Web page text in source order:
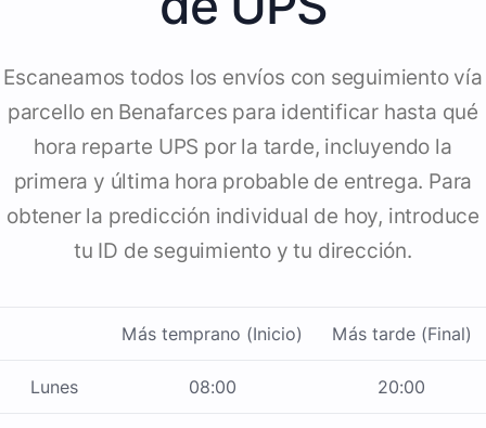
Escaneamos todos los envíos con seguimiento vía
parcello en Benafarces para identificar hasta qué
hora reparte UPS por la tarde, incluyendo la
primera y última hora probable de entrega. Para
obtener la predicción individual de hoy, introduce
tu ID de seguimiento y tu dirección.
Más temprano (Inicio) Más tarde (Final)
Lunes 08:00 20:00